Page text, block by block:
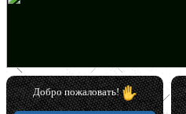
Добро пожаловать!